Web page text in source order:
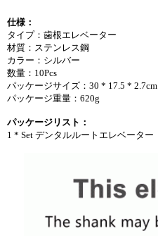
仕様：
タイプ：歯根エレベーター
材質：ステンレス鋼
カラー：シルバー
数量：10Pcs
パッケージサイズ：30 * 17.5 * 2.7cm
パッケージ重量：620g
パッケージリスト：
1 * Set デンタルルートエレベーター